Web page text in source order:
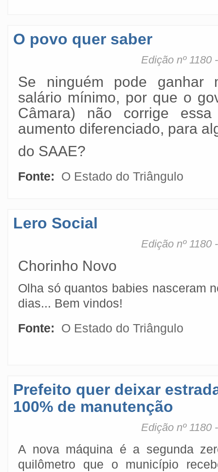
O povo quer saber
Edição nº 1180
Se ninguém pode ganhar
salário mínimo, por que o
Câmara) não corrige
aumento diferenciado, para
do SAAE?
Fonte: O Estado do Triângulo
Lero Social
Edição nº 1180
Chorinho Novo
Olha só quantos babies nasceram
dias... Bem vindos!
Fonte:
O Estado do Triângulo
Prefeito quer deixar
100% de manutenção
Edição nº 1180
A nova máquina é a segunda
quilômetro que o município